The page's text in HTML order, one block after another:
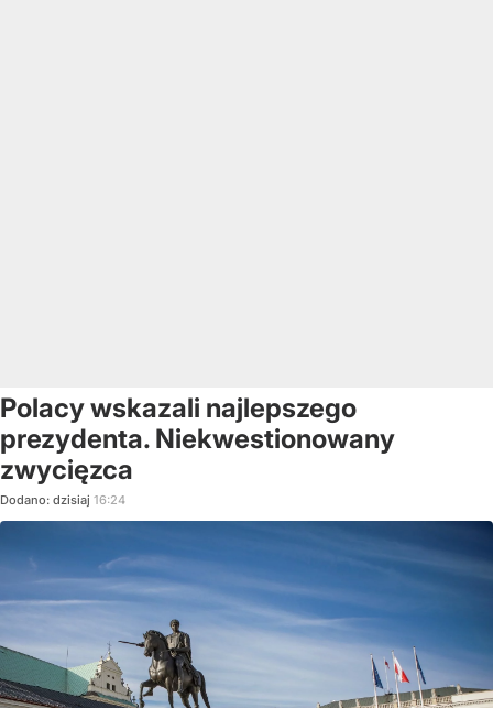
Polacy wskazali najlepszego
prezydenta. Niekwestionowany
zwycięzca
Dodano: dzisiaj 16:24